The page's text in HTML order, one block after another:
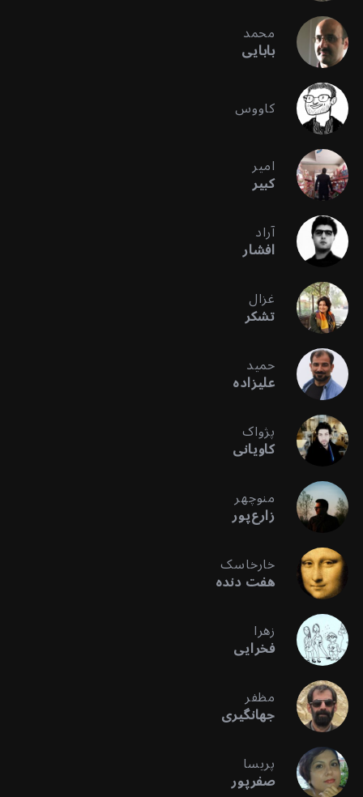
محمد
بابایی
کاووس
امیر
کبیر
آراد
افشار
غزال
تشکر
حمید
علیزاده
پژواک
کاویانی
منوچهر
زارع‌پور
خارخاسک
هفت دنده
زهرا
فخرایی
مظفر
جهانگیری
پریسا
صفرپور